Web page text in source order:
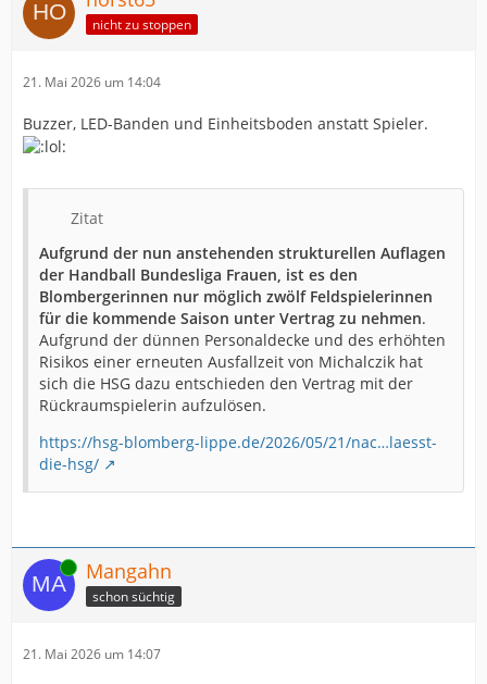
nicht zu stoppen
21. Mai 2026 um 14:04
Buzzer, LED-Banden und Einheitsboden anstatt Spieler.
Zitat
Aufgrund der nun anstehenden strukturellen Auflagen
der Handball Bundesliga Frauen, ist es den
Blombergerinnen nur möglich zwölf Feldspielerinnen
für die kommende Saison unter Vertrag zu nehmen.
Aufgrund der dünnen Personaldecke und des erhöhten
Risikos einer erneuten Ausfallzeit von Michalczik hat
sich die HSG dazu entschieden den Vertrag mit der
Rückraumspielerin aufzulösen.
https://hsg-blomberg-lippe.de/2026/05/21/nac…laesst-
die-hsg/
Online Mangahn
schon süchtig
21. Mai 2026 um 14:07